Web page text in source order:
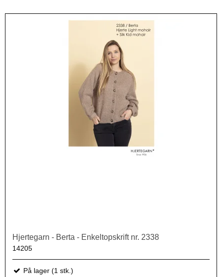
Hjertegarn - Berta - Enkeltopskrift nr. 2338
14205
På lager (1 stk.)